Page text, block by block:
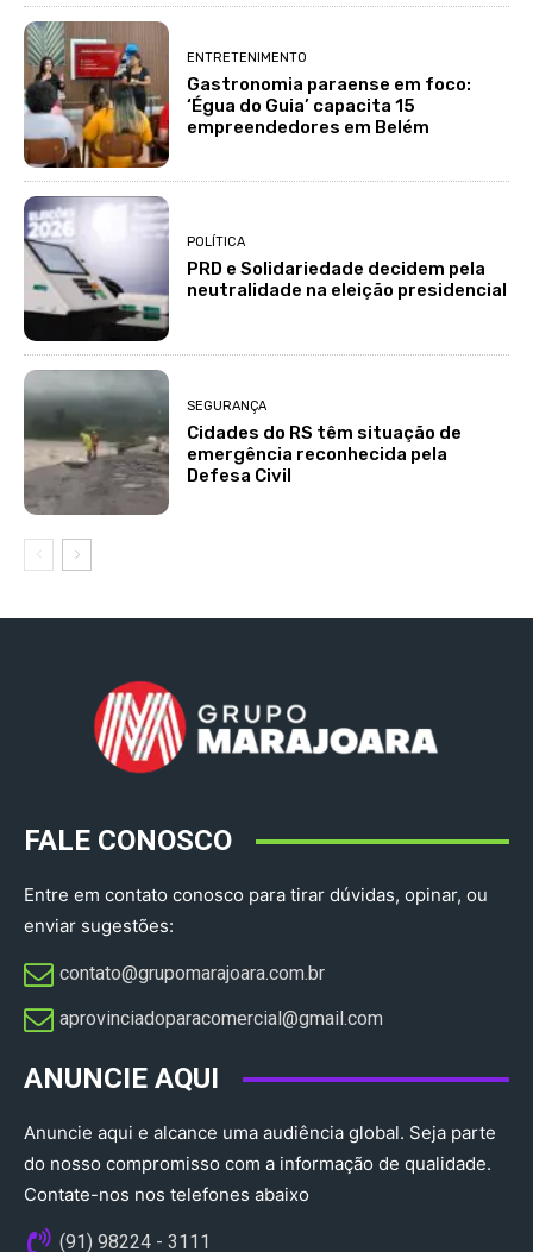
ENTRETENIMENTO
Gastronomia paraense em foco:
‘Égua do Guia’ capacita 15
empreendedores em Belém
POLÍTICA
PRD e Solidariedade decidem pela
neutralidade na eleição presidencial
SEGURANÇA
Cidades do RS têm situação de
emergência reconhecida pela
Defesa Civil
FALE CONOSCO
Entre em contato conosco para tirar dúvidas, opinar, ou
enviar sugestões:
contato@grupomarajoara.com.br
aprovinciadoparacomercial@gmail.com​
ANUNCIE AQUI
Anuncie aqui e alcance uma audiência global. Seja parte
do nosso compromisso com a informação de qualidade.
Contate-nos nos telefones abaixo
(91) 98224 - 3111